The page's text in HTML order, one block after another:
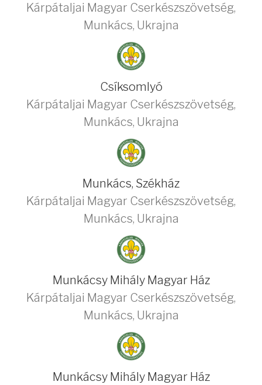
Kárpátaljai Magyar Cserkészszövetség,
Munkács, Ukrajna
Csíksomlyó
Kárpátaljai Magyar Cserkészszövetség,
Munkács, Ukrajna
Munkács, Székház
Kárpátaljai Magyar Cserkészszövetség,
Munkács, Ukrajna
Munkácsy Mihály Magyar Ház
Kárpátaljai Magyar Cserkészszövetség,
Munkács, Ukrajna
Munkácsy Mihály Magyar Ház